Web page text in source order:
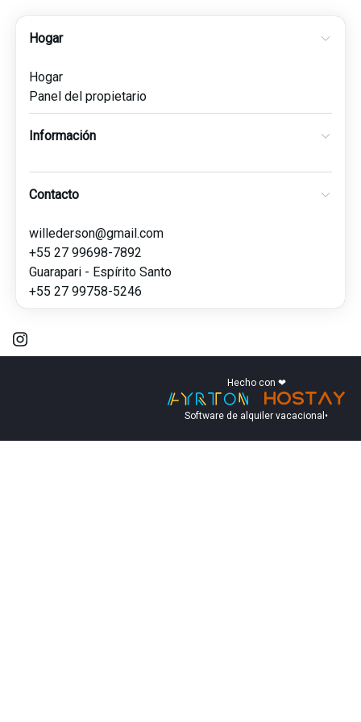
Hogar
Hogar
Panel del propietario
Información
Contacto
willederson@gmail.com
+55 27 99698-7892
Guarapari - Espírito Santo
+55 27 99758-5246
Hecho con ❤
Software de alquiler vacacional •